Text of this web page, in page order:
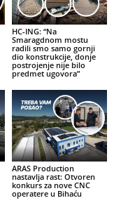
HC-ING: “Na
Smaragdnom mostu
radili smo samo gornji
dio konstrukcije, donje
postrojenje nije bilo
predmet ugovora”
ARAS Production
nastavlja rast: Otvoren
konkurs za nove CNC
operatere u Bihaću